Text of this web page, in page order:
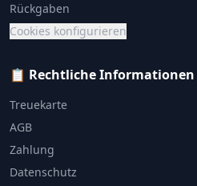
Rückgaben
Cookies konfigurieren
📋 Rechtliche Informationen
Treuekarte
AGB
Zahlung
Datenschutz